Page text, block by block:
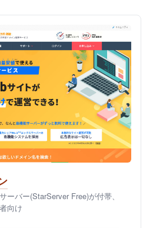
ーバー(StarServer Free)が付帯、
向け